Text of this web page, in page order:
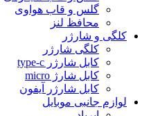
گلس و قاب هواوی
محافظ لنز
کلگی و شارژر
کلگی شارژر
کابل شارژر type-c
کابل شارژ micro
کابل شارژر آیفون
لوازم جانبی موبایل